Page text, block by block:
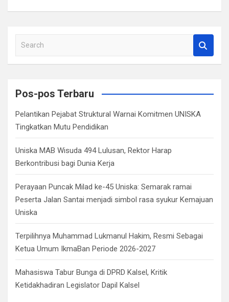
a
c
Pos-pos Terbaru
Pelantikan Pejabat Struktural Warnai Komitmen UNISKA
Tingkatkan Mutu Pendidikan
Uniska MAB Wisuda 494 Lulusan, Rektor Harap
Berkontribusi bagi Dunia Kerja
Perayaan Puncak Milad ke-45 Uniska: Semarak ramai
Peserta Jalan Santai menjadi simbol rasa syukur Kemajuan
Uniska
Terpilihnya Muhammad Lukmanul Hakim, Resmi Sebagai
Ketua Umum IkmaBan Periode 2026-2027
Mahasiswa Tabur Bunga di DPRD Kalsel, Kritik
Ketidakhadiran Legislator Dapil Kalsel